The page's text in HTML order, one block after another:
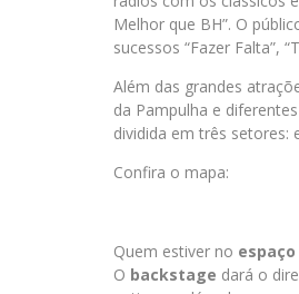
Melhor que BH”. O
sucessos “Fazer Falta”,
Além das grandes
da Pampulha e
dividida em três setores:
Confira o mapa:
Quem estiver no espaço
O backstage dará o